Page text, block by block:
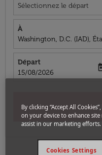
Sélectionnez le départ
À
Washington, D.C. (IAD),
Départ
fc-booking-departure-
15/08/2026
By clicking “Accept All
on your device to enhance
assist in our marketing efforts.
Cookies Settings